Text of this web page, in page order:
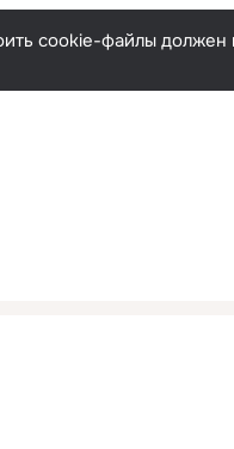
Русский
cookie-файлы должен